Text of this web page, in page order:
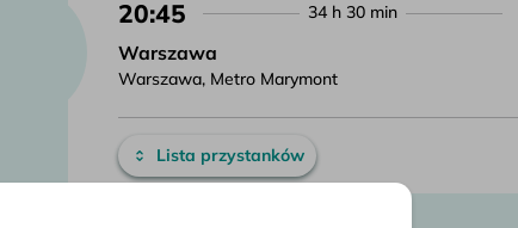
20:45 34 h 30 min
Warszawa
Warszawa, Metro Marymont
Lista przystanków